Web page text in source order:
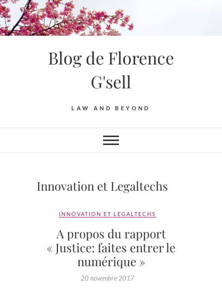
S
k
i
e
t
Blog de Florence
G'sell
LAW AND BEYOND
Innovation et Legaltechs
INNOVATION ET LEGALTECHS
A propos du rapport
« Justice: faites entrer le
numérique »
20 novembre 2017